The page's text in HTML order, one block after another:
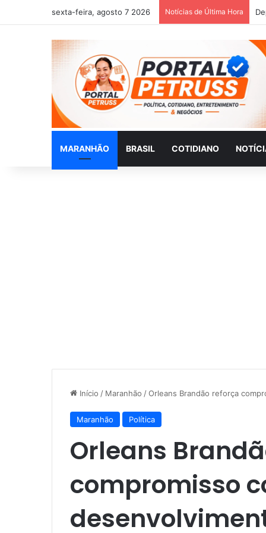
sexta-feira, agosto 7 2026 Notícias de Última Hora
MARANHÃO BRASIL COTIDIANO
Início / Maranhão /Orleans Brandão reforça
Maranhão Política
Orleans
compromisso